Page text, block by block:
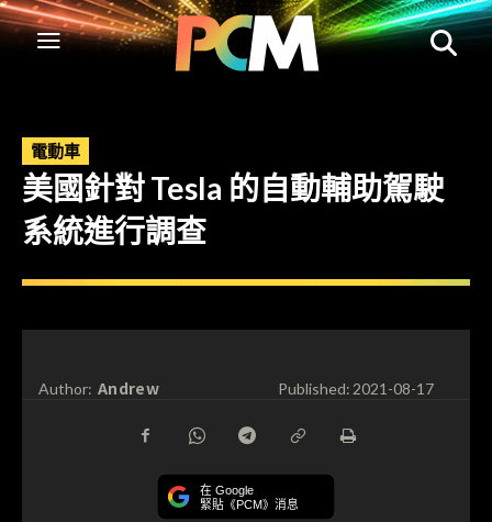
電動車
美國針對 Tesla 的自動輔助駕駛
系統進行調查
Author: Andrew Published:2021-08-17
在 Google
緊貼《PCM》消息